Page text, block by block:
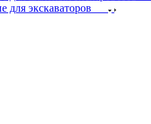
для экскаваторов